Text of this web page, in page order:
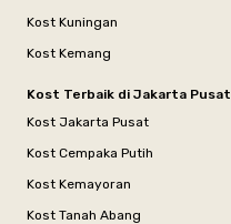
Kost Kuningan
Kost Kemang
Kost Terbaik di Jakarta Pusat
Kost Jakarta Pusat
Kost Cempaka Putih
Kost Kemayoran
Kost Tanah Abang